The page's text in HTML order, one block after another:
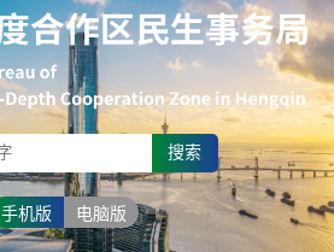
搜索
手机版 电脑版